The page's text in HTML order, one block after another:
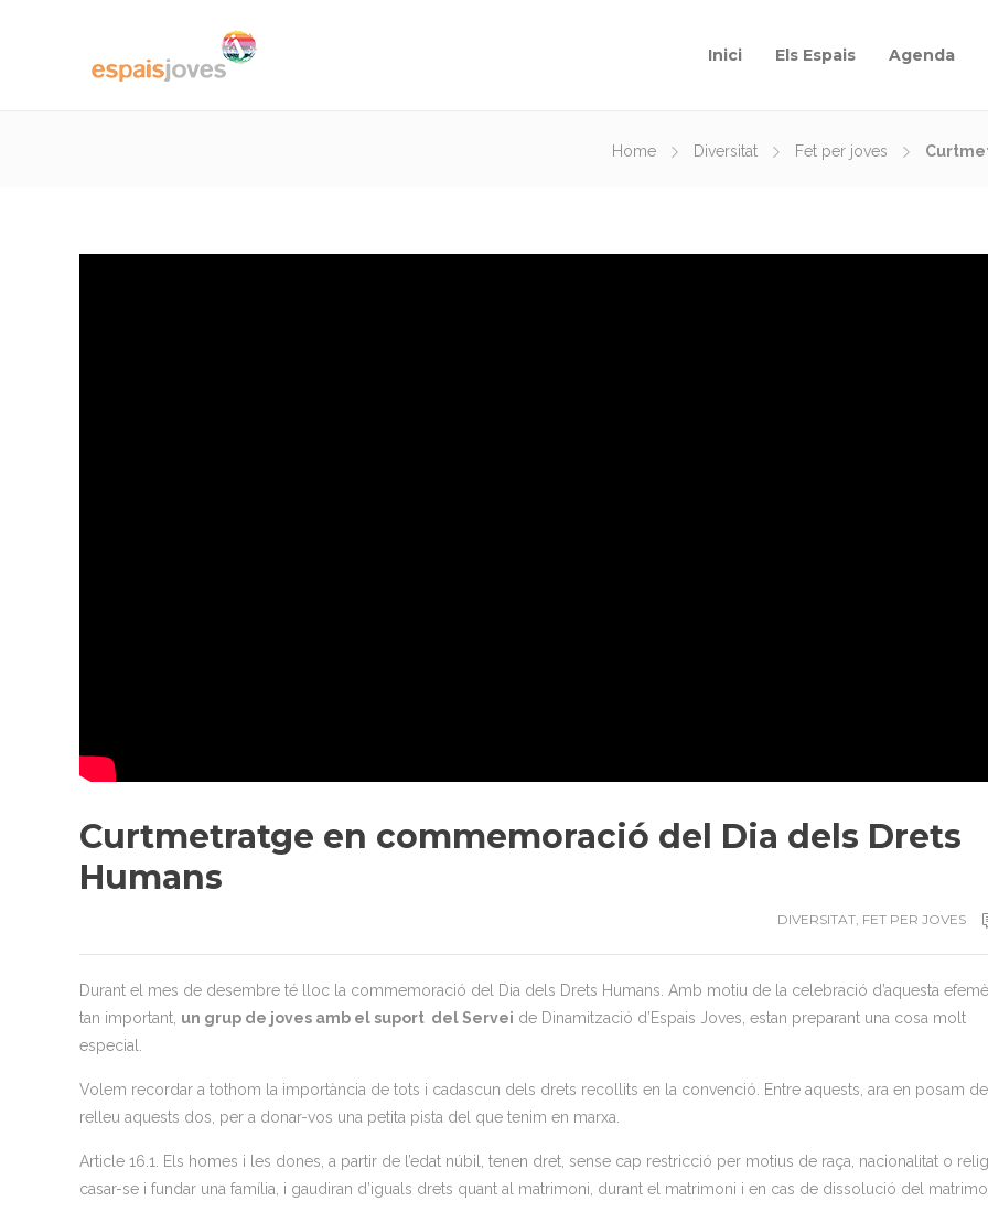
Inici Els Espais Agenda
Home Diversitat Fet per joves
Curtmetratge en commemoració del Dia dels Drets
Humans
DIVERSITAT, FET PER JOVES
Durant el mes de desembre té lloc la commemoració del Dia dels Drets Humans. Amb motiu de la celebració d’aquesta
tan important, un grup de joves amb el suport del Servei de Dinamització d’Espais Joves, estan preparant una cosa molt
especial.
Volem recordar a tothom la importància de tots i cadascun dels drets recollits en la convenció. Entre aquests, ara en posam de
relleu aquests dos, per a donar-vos una petita pista del que tenim en marxa.
Article 16.1. Els homes i les dones, a partir de l’edat núbil, tenen dret, sense cap restricció per motius de raça, nacionalitat o
casar-se i fundar una família, i gaudiran d’iguals drets quant al matrimoni, durant el matrimoni i en cas de dissolució del